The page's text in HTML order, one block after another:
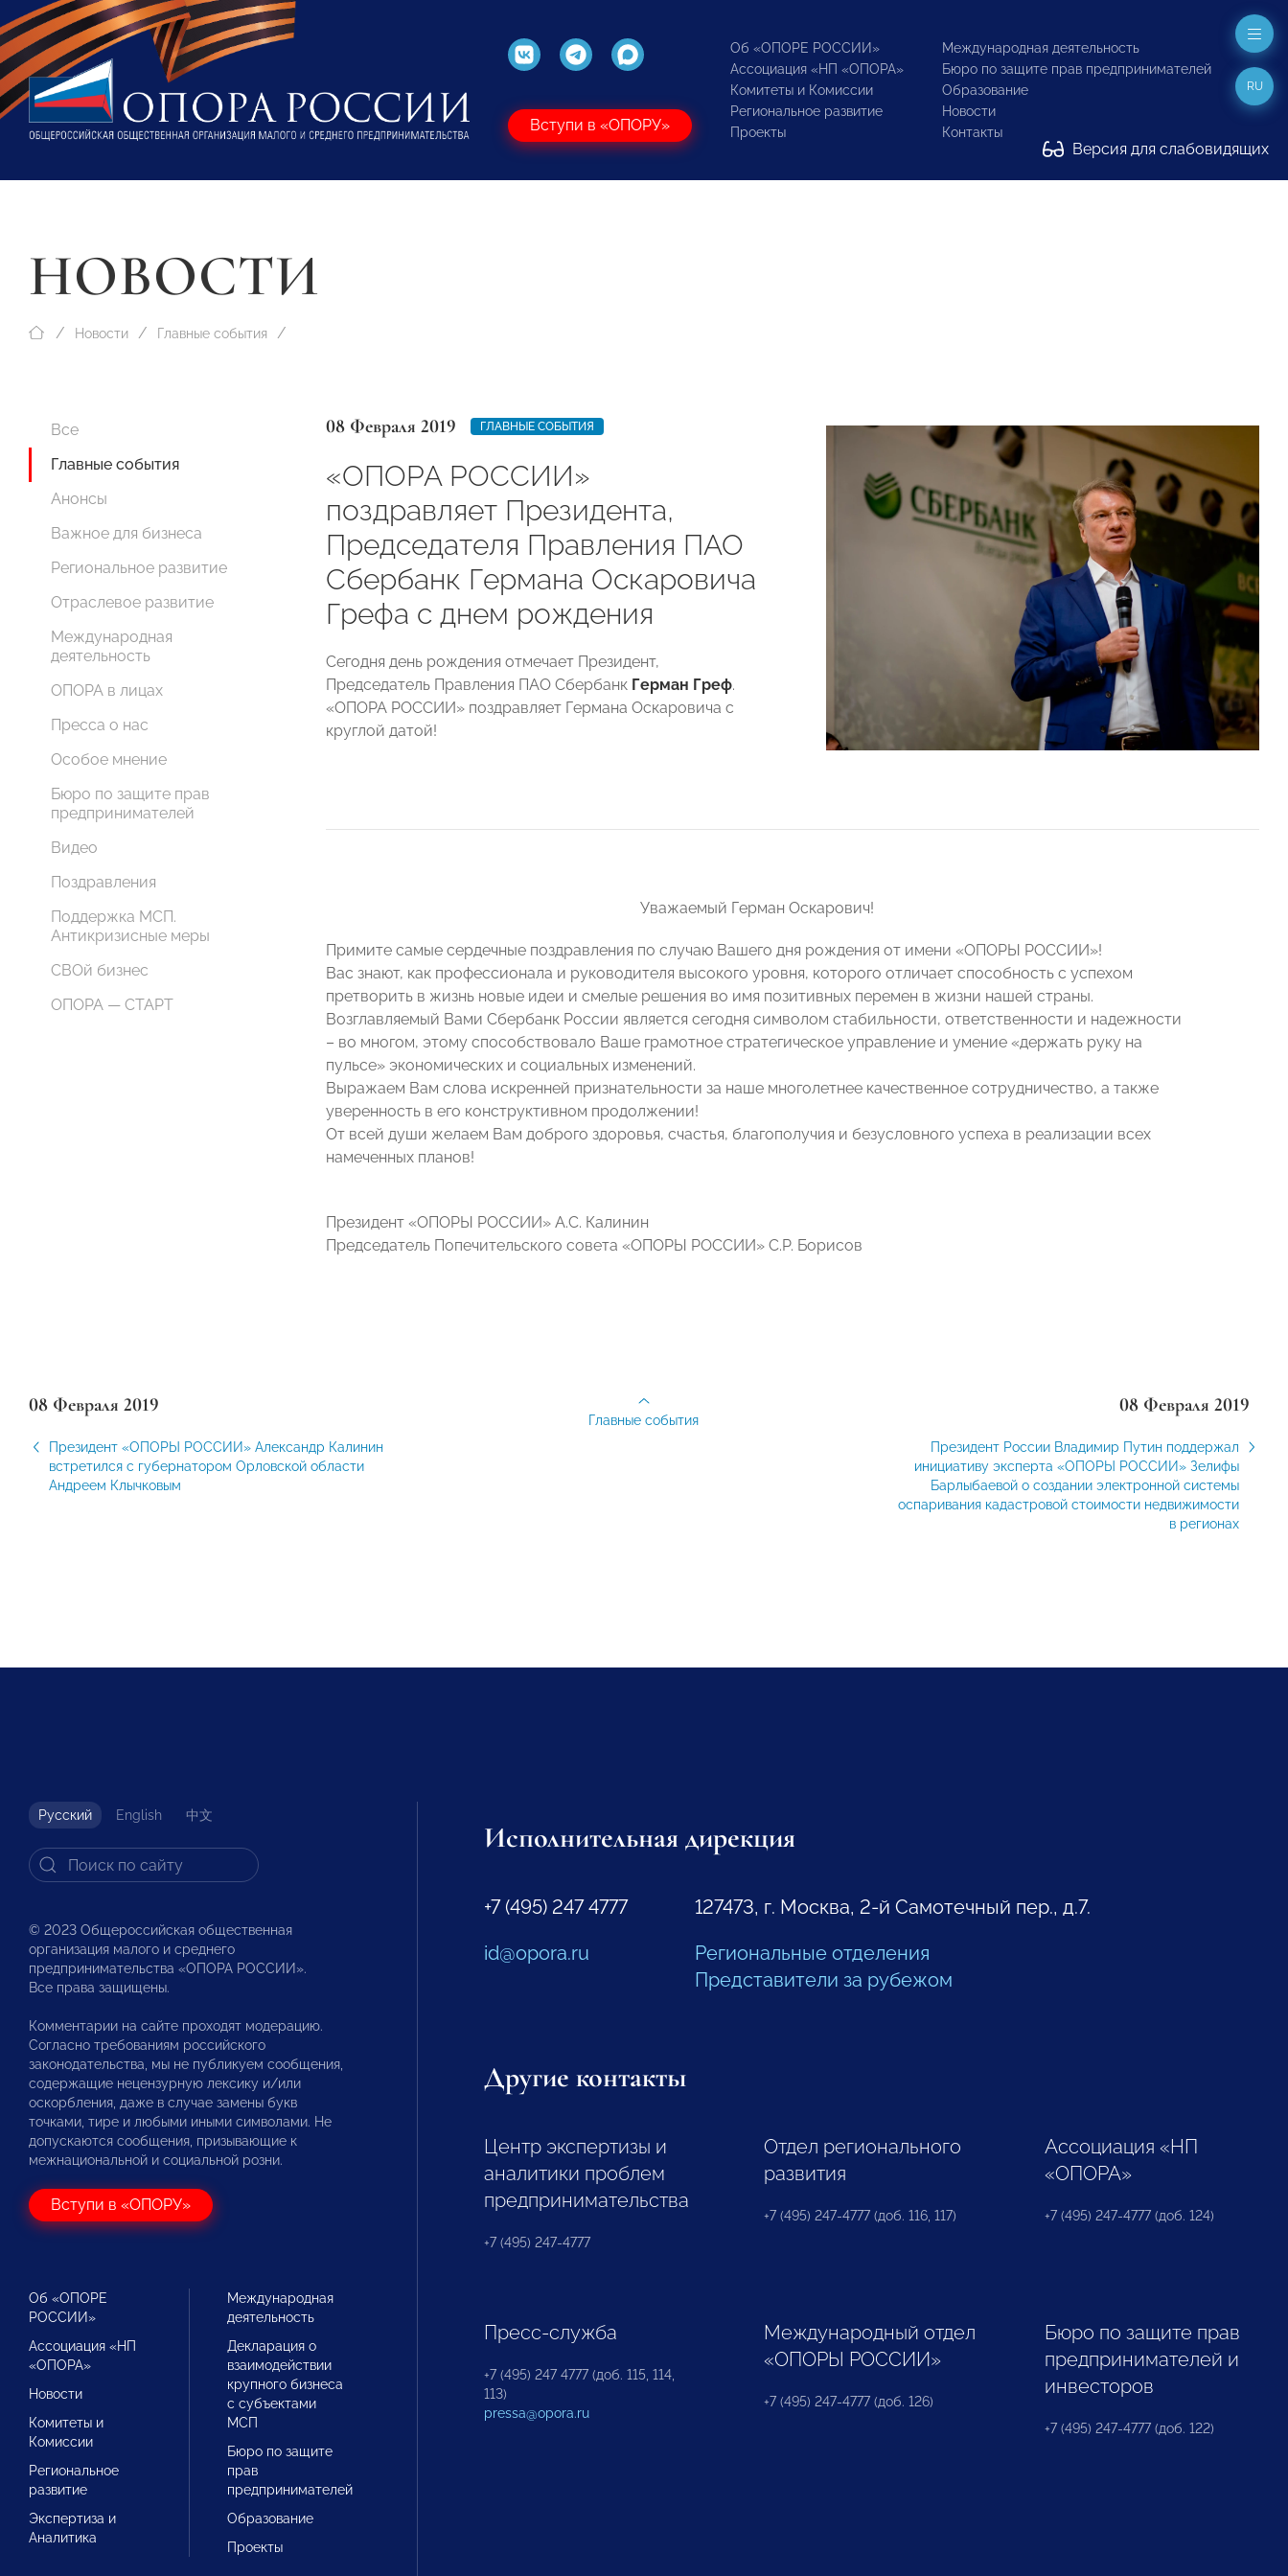
Вступи в «ОПОРУ»
Об «ОПОРЕ РОССИИ»
Ассоциация «НП «ОПОРА»
Комитеты и Комиссии
Региональное развитие
Проекты
Международная деятельность
Бюро по защите прав предпринимателей
Образование
Новости
Контакты
Версия для слабовидящих
RU
НОВОСТИ
Новости Главные события
Все
Главные события
Анонсы
Важное для бизнеса
Региональное развитие
Отраслевое развитие
Международная
деятельность
ОПОРА в лицах
Пресса о нас
Особое мнение
Бюро по защите прав
предпринимателей
Видео
Поздравления
Поддержка МСП.
Антикризисные меры
СВОй бизнес
ОПОРА — СТАРТ
08 Февраля 2019 ГЛАВНЫЕ СОБЫТИЯ
«ОПОРА РОССИИ»
поздравляет Президента,
Председателя Правления ПАО
Сбербанк Германа Оскаровича
Грефа с днем рождения
Сегодня день рождения отмечает Президент,
Председатель Правления ПАО Сбербанк Герман Греф.
«ОПОРА РОССИИ» поздравляет Германа Оскаровича с
круглой датой!
Уважаемый Герман Оскарович!
Примите самые сердечные поздравления по случаю Вашего дня рождения от имени «ОПОРЫ РОССИИ»!
Вас знают, как профессионала и руководителя высокого уровня, которого отличает способность с успехом
претворить в жизнь новые идеи и смелые решения во имя позитивных перемен в жизни нашей страны.
Возглавляемый Вами Сбербанк России является сегодня символом стабильности, ответственности и надежности
– во многом, этому способствовало Ваше грамотное стратегическое управление и умение «держать руку на
пульсе» экономических и социальных изменений.
Выражаем Вам слова искренней признательности за наше многолетнее качественное сотрудничество, а также
уверенность в его конструктивном продолжении!
От всей души желаем Вам доброго здоровья, счастья, благополучия и безусловного успеха в реализации всех
намеченных планов!
Президент «ОПОРЫ РОССИИ» А.С. Калинин
Председатель Попечительского совета «ОПОРЫ РОССИИ» С.Р. Борисов
08 Февраля 2019
Президент «ОПОРЫ РОССИИ» Александр Калинин
встретился с губернатором Орловской области
Андреем Клычковым
08 Февраля 2019
Президент России Владимир Путин поддержал
инициативу эксперта «ОПОРЫ РОССИИ» Зелифы
Барлыбаевой о создании электронной системы
оспаривания кадастровой стоимости недвижимости
в регионах
Главные события
Русский English 中文
© 2023 Общероссийская общественная
организация малого и среднего
предпринимательства «ОПОРА РОССИИ».
Все права защищены.
Комментарии на сайте проходят модерацию.
Согласно требованиям российского
законодательства, мы не публикуем сообщения,
содержащие нецензурную лексику и/или
оскорбления, даже в случае замены букв
точками, тире и любыми иными символами. Не
допускаются сообщения, призывающие к
межнациональной и социальной розни.
Вступи в «ОПОРУ»
Об «ОПОРЕ
РОССИИ»
Ассоциация «НП
«ОПОРА»
Новости
Комитеты и
Комиссии
Региональное
развитие
Экспертиза и
Аналитика
Международная
деятельность
Декларация о
взаимодействии
крупного бизнеса
с субъектами
МСП
Бюро по защите
прав
предпринимателей
Образование
Проекты
Исполнительная дирекция
+7 (495) 247 4777
id@opora.ru
127473, г. Москва, 2-й Самотечный пер., д.7.
Региональные отделения
Представители за рубежом
Другие контакты
Центр экспертизы и
аналитики проблем
предпринимательства
+7 (495) 247-4777
Отдел регионального
развития
+7 (495) 247-4777 (доб. 116, 117)
Ассоциация «НП
«ОПОРА»
+7 (495) 247-4777 (доб. 124)
Пресс-служба
+7 (495) 247 4777 (доб. 115, 114,
113)
pressa@opora.ru
Международный отдел
«ОПОРЫ РОССИИ»
+7 (495) 247-4777 (доб. 126)
Бюро по защите прав
предпринимателей и
инвесторов
+7 (495) 247-4777 (доб. 122)